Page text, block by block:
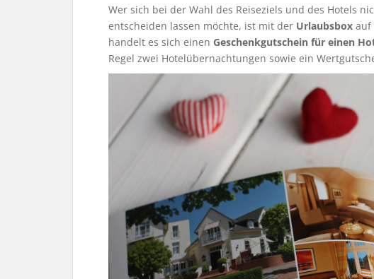
Wer sich bei der Wahl des Reiseziels und des Hotels
entscheiden lassen möchte, ist mit der Urlaubsbox auf
handelt es sich einen Geschenkgutschein für einen
Regel zwei Hotelübernachtungen sowie ein